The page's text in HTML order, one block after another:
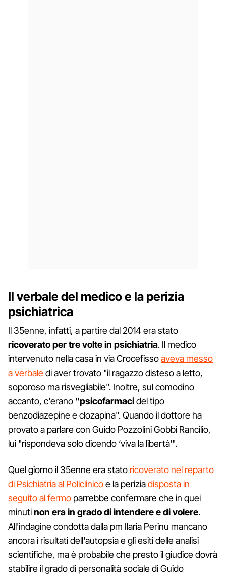
Il verbale del medico e la perizia
psichiatrica
Il 35enne, infatti, a partire dal 2014 era stato
ricoverato per tre volte in psichiatria. Il medico
intervenuto nella casa in via Crocefissoaveva messo
a verbaledi aver trovato "il ragazzo disteso a letto,
soporoso ma risvegliabile". Inoltre, sul comodino
accanto, c'erano "psicofarmacidel tipo
benzodiazepine e clozapina". Quando il dottore ha
provato a parlare con Guido Pozzolini Gobbi Rancilio,
lui "rispondeva solo dicendo ‘viva la libertà'".
Quel giorno il 35enne era stato ricoverato nel reparto
di Psichiatria al Policlinicoe la periziadisposta in
seguito al fermo parrebbe confermare che in quei
minutinon era in grado di intendere e di volere.
All'indagine condotta dalla pm Ilaria Perinu mancano
ancora i risultati dell'autopsia e gli esiti delle analisi
scientifiche, ma è probabile che presto il giudice dovrà
stabilire il grado di personalità sociale di Guido